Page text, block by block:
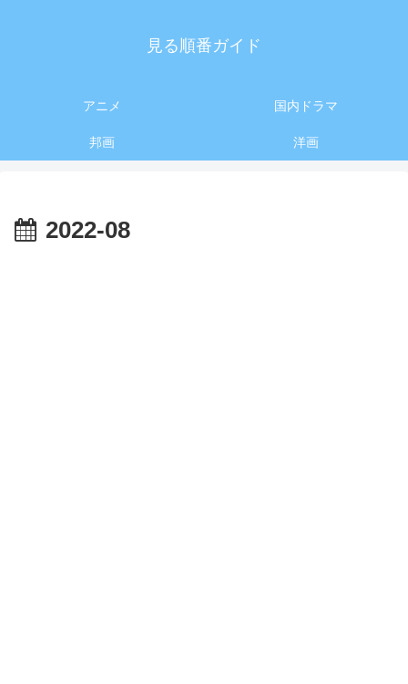
見る順番ガイド
アニメ 国内ドラマ
邦画 洋画
2022-08